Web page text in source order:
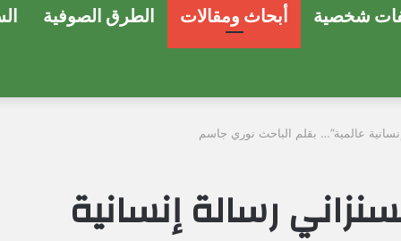
شخصية أبحاث ومقالات الطرق الصوفية
عالمية”… بقلم الباحث نوري جاسم
رسالة إنسانية